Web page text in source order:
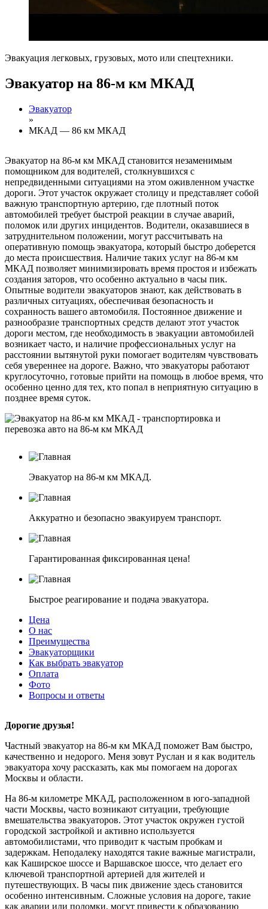
Эвакуация легковых, грузовых, мото или спецтехники.
Эвакуатор на 86-м км МКАД
Эвакуатор
»
МКАД — 86 км МКАД
Эвакуатор на 86-м км МКАД становится незаменимым
помощником для водителей, столкнувшихся с
непредвиденными ситуациями на этом оживленном участке
дороги. Этот участок окружает столицу и представляет собой
важную транспортную артерию, где плотный поток
автомобилей требует быстрой реакции в случае аварий,
поломок или других инцидентов. Водители, оказавшиеся в
затруднительном положении, могут рассчитывать на
оперативную помощь эвакуатора, который быстро доберется
до места происшествия. Наличие таких услуг на 86-м км
МКАД позволяет минимизировать время простоя и избежать
создания заторов, что особенно актуально в часы пик.
Опытные водители эвакуаторов знают, как действовать в
различных ситуациях, обеспечивая безопасность и
сохранность вашего автомобиля. Постоянное движение и
разнообразие транспортных средств делают этот участок
дороги местом, где необходимость в эвакуации автомобилей
возникает часто, и наличие профессиональных услуг на
расстоянии вытянутой руки помогает водителям чувствовать
себя увереннее на дороге. Важно, что эвакуаторы работают
круглосуточно, готовые прийти на помощь в любое время, что
особенно ценно для тех, кто попал в неприятную ситуацию в
позднее время суток.
Эвакуатор на 86-м км МКАД.
Аккуратно и безопасно эвакуируем транспорт.
Гарантированная фиксированная цена!
Быстрое реагирование и подача эвакуатора.
Цена
О нас
Преимущества
Эвакуаторщики
Как выбрать эвакуатор
Оплата
Фото
Вопросы и ответы
Дорогие друзья!
Частный эвакуатор на 86-м км МКАД поможет Вам быстро,
качественно и недорого. Меня зовут Руслан и я как водитель
эвакуатора хочу рассказать, как мы помогаем на дорогах
Москвы и области.
На 86-м километре МКАД, расположенном в юго-западной
части Москвы, часто возникают ситуации, требующие
вмешательства эвакуаторов. Этот участок окружен густой
городской застройкой и активно используется
автомобилистами, что приводит к частым пробкам и
задержкам. Неподалеку находятся такие важные магистрали,
как Каширское шоссе и Варшавское шоссе, что делает его
ключевой транспортной артерией для жителей и
путешествующих. В часы пик движение здесь становится
особенно интенсивным. Сложные условия на дороге, такие
как аварии или поломки, могут привести к образованию